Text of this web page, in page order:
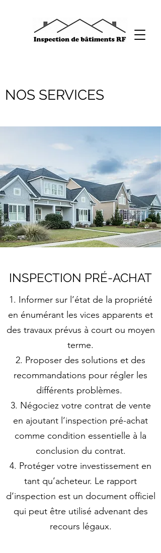
NOS SERVICES
INSPECTION PRÉ-ACHAT
Informer sur l’état de la propriété
en énumérant les vices apparents et
des travaux prévus à court ou moyen
terme.
Proposer des solutions et des
recommandations pour régler les
différents problèmes.
Négociez votre contrat de vente
en ajoutant l’inspection pré-achat
comme condition essentielle à la
conclusion du contrat.
Protéger votre investissement en
tant qu’acheteur. Le rapport
d’inspection est un document officiel
qui peut être utilisé advenant des
recours légaux.